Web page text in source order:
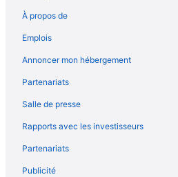
À propos de
Emplois
Annoncer mon hébergement
Partenariats
Salle de presse
Rapports avec les investisseurs
Partenariats
Publicité